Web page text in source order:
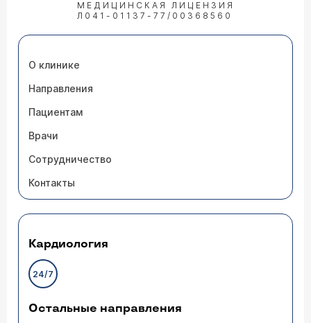
МЕДИЦИНСКАЯ ЛИЦЕНЗИЯ
Л041-01137-77/00368560
О клинике
Направления
Пациентам
Врачи
Сотрудничество
Контакты
Кардиология
24/7
Остальные направления